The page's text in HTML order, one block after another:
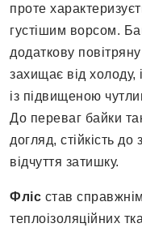
проте
густішим ворсом.
додаткову
захищає від холоду,
із підвищеною
До переваг байки
догляд, стійкість
відчуття затишку.
Фліс став
теплоізоляційних